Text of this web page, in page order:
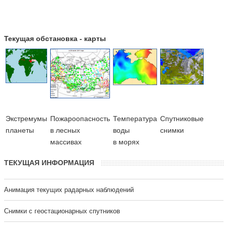
Текущая обстановка - карты
Экстремумы
планеты
Пожароопасность
в лесных
массивах
Температура
воды
в морях
Cпутниковые
снимки
ТЕКУЩАЯ ИНФОРМАЦИЯ
Анимация текущих радарных наблюдений
Cнимки с геостационарных спутников